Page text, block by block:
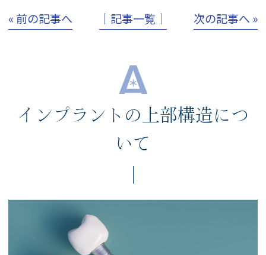
« 前の記事へ │記事一覧│ 次の記事へ »
インプラントの上部構造につ
いて